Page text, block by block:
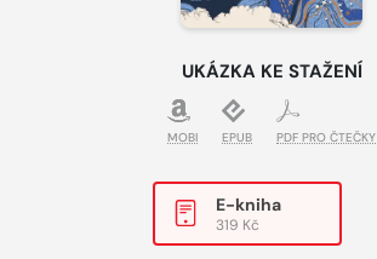
UKÁZKA KE STAŽENÍ
MOBI EPUB PDF PRO ČTEČKY
E-kniha
319 Kč